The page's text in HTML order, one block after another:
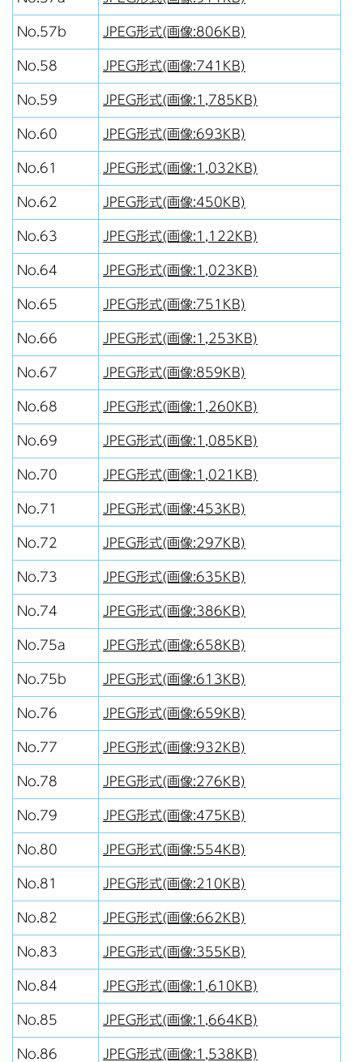
No.57b JPEG形式(画像:806KB)
No.58 JPEG形式(画像:741KB)
No.59 JPEG形式(画像:1,785KB)
No.60 JPEG形式(画像:693KB)
No.61 JPEG形式(画像:1,032KB)
No.62 JPEG形式(画像:450KB)
No.63 JPEG形式(画像:1,122KB)
No.64 JPEG形式(画像:1,023KB)
No.65 JPEG形式(画像:751KB)
No.66 JPEG形式(画像:1,253KB)
No.67 JPEG形式(画像:859KB)
No.68 JPEG形式(画像:1,260KB)
No.69 JPEG形式(画像:1,085KB)
No.70 JPEG形式(画像:1,021KB)
No.71 JPEG形式(画像:453KB)
No.72 JPEG形式(画像:297KB)
No.73 JPEG形式(画像:635KB)
No.74 JPEG形式(画像:386KB)
No.75a JPEG形式(画像:658KB)
No.75b JPEG形式(画像:613KB)
No.76 JPEG形式(画像:659KB)
No.77 JPEG形式(画像:932KB)
No.78 JPEG形式(画像:276KB)
No.79 JPEG形式(画像:475KB)
No.80 JPEG形式(画像:554KB)
No.81 JPEG形式(画像:210KB)
No.82 JPEG形式(画像:662KB)
No.83 JPEG形式(画像:355KB)
No.84 JPEG形式(画像:1,610KB)
No.85 JPEG形式(画像:1,664KB)
No.86 JPEG形式(画像:1,538KB)